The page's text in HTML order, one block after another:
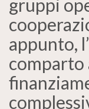
gruppi
appunto,
comparto